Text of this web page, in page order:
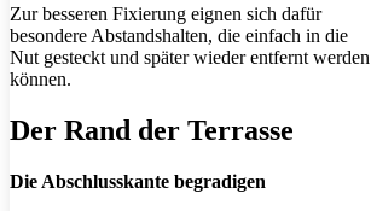
Zur besseren Fixierung eignen sich dafür
besondere Abstandshalten, die einfach in die
Nut gesteckt und später wieder entfernt werden
können.
Der Rand der Terrasse
Die Abschlusskante begradigen